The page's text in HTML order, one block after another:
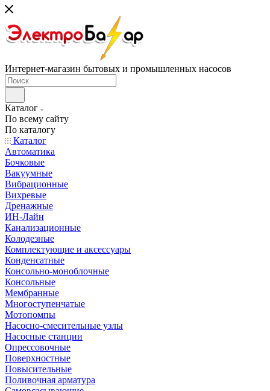
Интернет-магазин бытовых и промышленных насосов
Каталог
По всему сайту
По каталогу
Каталог
Автоматика
Бочковые
Вакуумные
Вибрационные
Вихревые
Дренажные
ИН-Лайн
Канализационные
Колодезные
Комплектующие и аксессуары
Конденсатные
Консольно-моноблочные
Консольные
Мембранные
Многоступенчатые
Мотопомпы
Насосно-смесительные узлы
Насосные станции
Опрессовочные
Поверхностные
Повысительные
Поливочная арматура